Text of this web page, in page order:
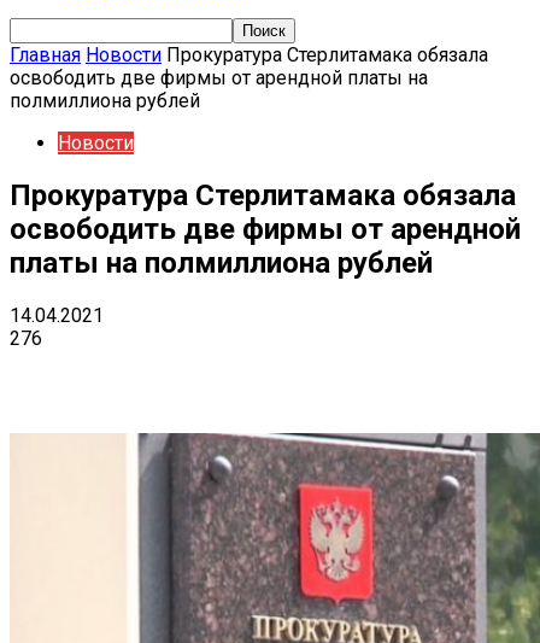
Главная Новости Прокуратура Стерлитамака обязала
освободить две фирмы от арендной платы на
полмиллиона рублей
Новости
Прокуратура Стерлитамака обязала
освободить две фирмы от арендной
платы на полмиллиона рублей
14.04.2021
276